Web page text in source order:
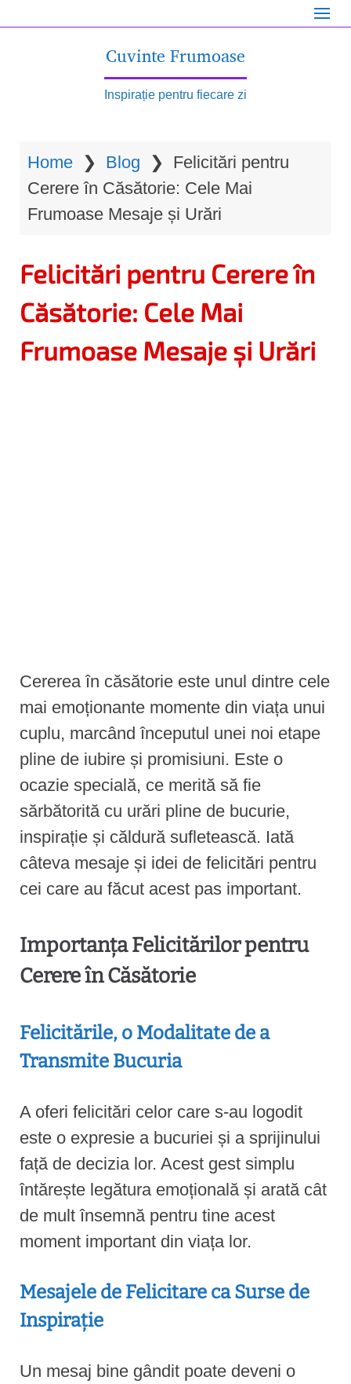
Cuvinte Frumoase
Inspirație pentru fiecare zi
Home ❯ Blog ❯ Felicitări pentru
Cerere în Căsătorie: Cele Mai
Frumoase Mesaje și Urări
Felicitări pentru Cerere în
Căsătorie: Cele Mai
Frumoase Mesaje și Urări
Cererea în căsătorie este unul dintre cele
mai emoționante momente din viața unui
cuplu, marcând începutul unei noi etape
pline de iubire și promisiuni. Este o
ocazie specială, ce merită să fie
sărbătorită cu urări pline de bucurie,
inspirație și căldură sufletească. Iată
câteva mesaje și idei de felicitări pentru
cei care au făcut acest pas important.
Importanța Felicitărilor pentru
Cerere în Căsătorie
Felicitările, o Modalitate de a
Transmite Bucuria
A oferi felicitări celor care s-au logodit
este o expresie a bucuriei și a sprijinului
față de decizia lor. Acest gest simplu
întărește legătura emoțională și arată cât
de mult însemnă pentru tine acest
moment important din viața lor.
Mesajele de Felicitare ca Surse de
Inspirație
Un mesaj bine gândit poate deveni o